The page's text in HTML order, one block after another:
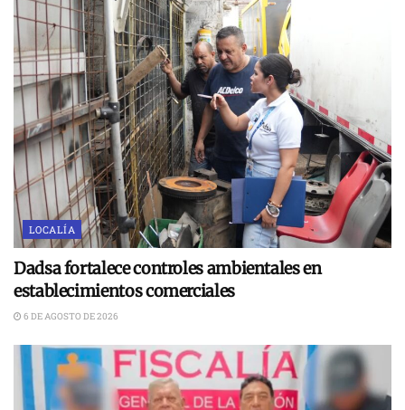
LOCALÍA
Dadsa fortalece controles ambientales en
establecimientos comerciales
6 DE AGOSTO DE 2026